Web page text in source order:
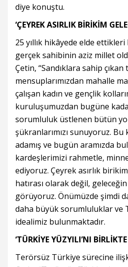
diye konuştu.
‘ÇEYREK ASIRLIK BİRİKİM
25 yıllık hikâyede elde
gerçek sahibinin aziz millet
Çetin, “Sandıklara sahip
mensuplarımızdan mahalle
çalışan kadın ve gençlik
kuruluşumuzdan bugüne
sorumluluk üstlenen bütün yol
şükranlarımızı sunuyoruz.
adamış ve bugün aramızda
kardeşlerimizi rahmetle,
ediyoruz. Çeyrek asırlık
hatırası olarak değil,
görüyoruz. Önümüzde şimdi
daha büyük sorumluluklar ve
idealimiz bulunmaktadır.
‘TÜRKİYE YÜZYILI’NI
Terörsüz Türkiye sürecine